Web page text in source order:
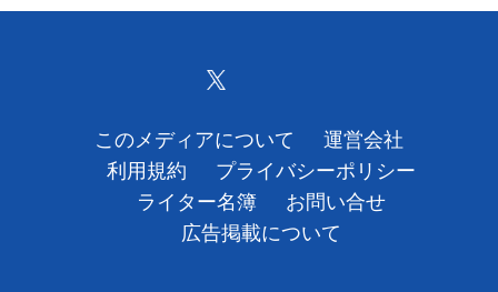
このメディアについて
運営会社
利用規約
プライバシーポリシー
ライター名簿
お問い合せ
広告掲載について